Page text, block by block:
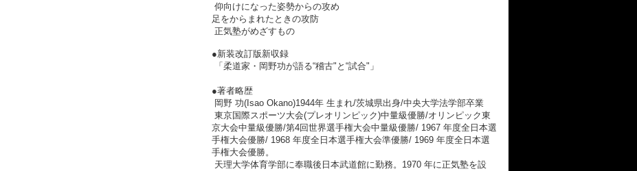
仰向けになった姿勢からの攻め
足をからまれたときの攻防
正気塾がめざすもの
●新装改訂版新収録
「柔道家・岡野功が語る“稽古"と“試合"」
●著者略歴
岡野 功(Isao Okano)1944年 生まれ/茨城県出身/中央大学法学部卒業
東京国際スポーツ大会(プレオリンピック)中量級優勝/オリンピック東
京大会中量級優勝/第4回世界選手権大会中量級優勝/ 1967 年度全日本選
手権大会優勝/ 1968 年度全日本選手権大会準優勝/ 1969 年度全日本選
手権大会優勝。
天理大学体育学部に奉職後日本武道館に勤務。1970 年に正気塾を設